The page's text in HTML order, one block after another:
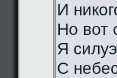
И
Но вот
Я
С